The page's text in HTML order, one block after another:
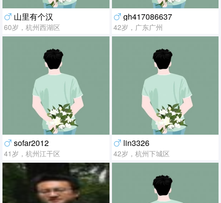
山里有个汉
60岁，杭州西湖区
gh417086637
42岁，广东广州
sofar2012
41岁，杭州江干区
lin3326
42岁，杭州下城区